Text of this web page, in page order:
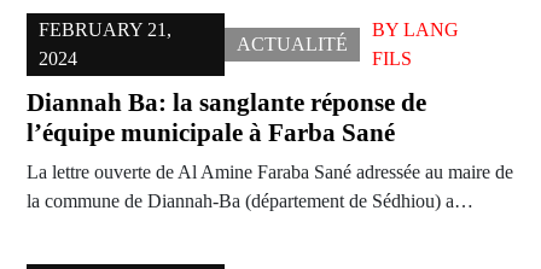
FEBRUARY 21,
2024
ACTUALITÉ
BYLANG
FILS
Diannah Ba: la sanglante réponse de
l’équipe municipale à Farba Sané
La lettre ouverte de Al Amine Faraba Sané adressée au maire de
la commune de Diannah-Ba (département de Sédhiou) a…